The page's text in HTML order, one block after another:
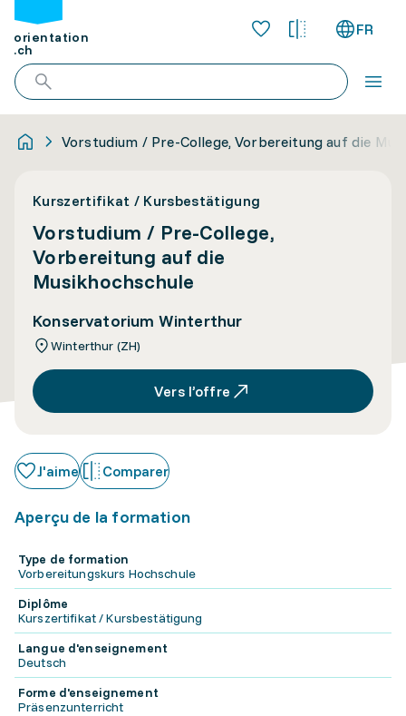
orientation
.ch
FR
Vorstudium / Pre-College, Vorbereitung auf die
Kurszertifikat / Kursbestätigung
Vorstudium / Pre-College,
Vorbereitung auf die
Musikhochschule
Konservatorium Winterthur
Winterthur (ZH)
Vers l’offre
J'aime Comparer
Aperçu de la formation
Type de formation
Vorbereitungskurs Hochschule
Diplôme
Kurszertifikat / Kursbestätigung
Langue d'enseignement
Deutsch
Forme d'enseignement
Präsenzunterricht